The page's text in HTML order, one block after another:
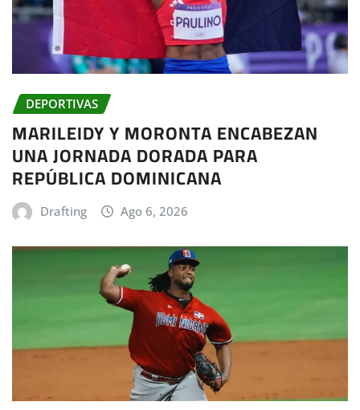
DEPORTIVAS
MARILEIDY Y MORONTA ENCABEZAN
UNA JORNADA DORADA PARA
REPÚBLICA DOMINICANA
Drafting Ago 6, 2026